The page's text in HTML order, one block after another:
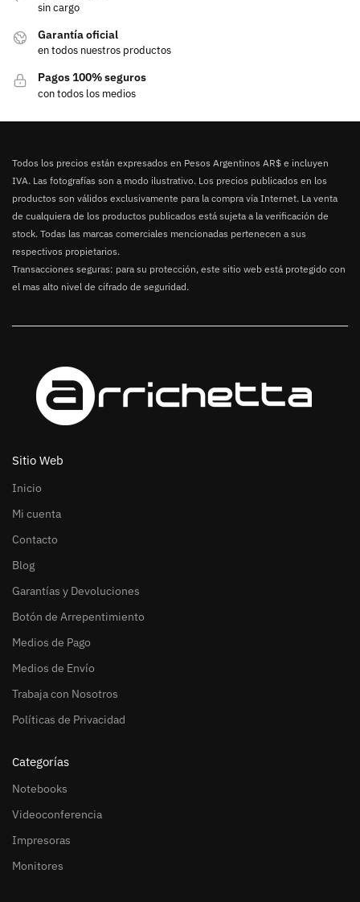
sin cargo
Garantía oficial
en todos nuestros productos
Pagos 100% seguros
con todos los medios
Todos los precios están expresados en Pesos Argentinos AR$ e incluyen
IVA. Las fotografías son a modo ilustrativo. Los precios publicados en los
productos son válidos exclusivamente para la compra vía Internet. La venta
de cualquiera de los productos publicados está sujeta a la verificación de
stock. Todas las marcas comerciales mencionadas pertenecen a sus
respectivos propietarios.
Transacciones seguras: para su protección, este sitio web está protegido con
el mas alto nivel de cifrado de seguridad.
Sitio Web
Inicio
Mi cuenta
Contacto
Blog
Garantías y Devoluciones
Botón de Arrepentimiento
Medios de Pago
Medios de Envío
Trabaja con Nosotros
Políticas de Privacidad
Categorías
Notebooks
Videoconferencia
Impresoras
Monitores